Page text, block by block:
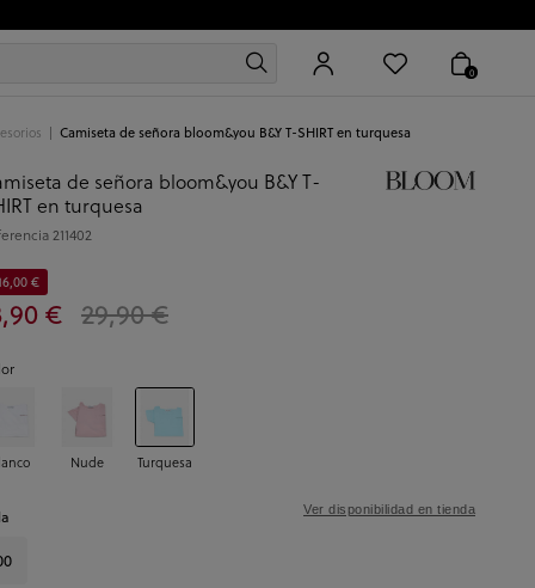
0
Camiseta de señora bloom&you B&Y T-SHIRT en turquesa
de señora bloom&you B&Y T-
en turquesa
211402
€ 29,90 €
€
Nude Turquesa
Ver disponibilidad en tienda